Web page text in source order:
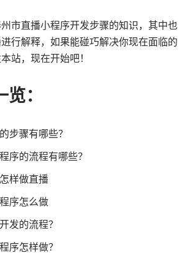
市直播小程序开发步骤的知识，其中也
行解释，如果能碰巧解决你现在面临的
站，现在开始吧！
：
步骤有哪些？
序的流程有哪些？
样做直播
序怎么做
发的流程？
序怎样做？